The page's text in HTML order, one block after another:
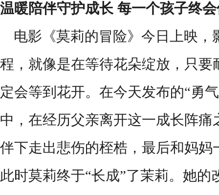
温暖陪伴守护成长 每一个孩子终
电影《莫莉的冒险》今日上映，
程，就像是在等待花朵绽放，只要
定会等到花开。在今天发布的“勇
中，在经历父亲离开这一成长阵痛
伴下走出悲伤的桎梏，最后和妈妈
此时莫莉终于“长成”了茉莉。她的